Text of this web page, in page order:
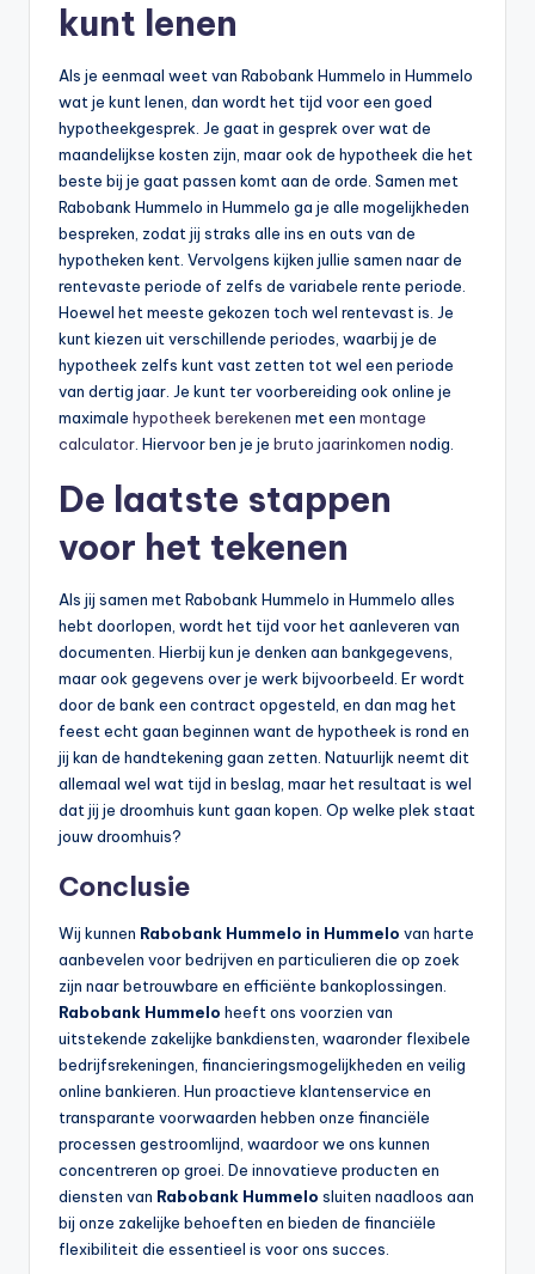
kunt lenen
Als je eenmaal weet van Rabobank Hummelo in Hummelo
wat je kunt lenen, dan wordt het tijd voor een goed
hypotheekgesprek. Je gaat in gesprek over wat de
maandelijkse kosten zijn, maar ook de hypotheek die het
beste bij je gaat passen komt aan de orde. Samen met
Rabobank Hummelo in Hummelo ga je alle mogelijkheden
bespreken, zodat jij straks alle ins en outs van de
hypotheken kent. Vervolgens kijken jullie samen naar de
rentevaste periode of zelfs de variabele rente periode.
Hoewel het meeste gekozen toch wel rentevast is. Je
kunt kiezen uit verschillende periodes, waarbij je de
hypotheek zelfs kunt vast zetten tot wel een periode
van dertig jaar. Je kunt ter voorbereiding ook online je
maximale hypotheek berekenen met een montage
calculator . Hiervoor ben je je bruto jaarinkomen nodig.
De laatste stappen
voor het tekenen
Als jij samen met Rabobank Hummelo in Hummelo alles
hebt doorlopen, wordt het tijd voor het aanleveren van
documenten. Hierbij kun je denken aan bankgegevens,
maar ook gegevens over je werk bijvoorbeeld. Er wordt
door de bank een contract opgesteld, en dan mag het
feest echt gaan beginnen want de hypotheek is rond en
jij kan de handtekening gaan zetten. Natuurlijk neemt dit
allemaal wel wat tijd in beslag, maar het resultaat is wel
dat jij je droomhuis kunt gaan kopen. Op welke plek staat
jouw droomhuis?
Conclusie
Wij kunnen Rabobank Hummelo in Hummelo van harte
aanbevelen voor bedrijven en particulieren die op zoek
zijn naar betrouwbare en efficiënte bankoplossingen.
Rabobank Hummelo heeft ons voorzien van
uitstekende zakelijke bankdiensten, waaronder flexibele
bedrijfsrekeningen, financieringsmogelijkheden en veilig
online bankieren. Hun proactieve klantenservice en
transparante voorwaarden hebben onze financiële
processen gestroomlijnd, waardoor we ons kunnen
concentreren op groei. De innovatieve producten en
diensten van Rabobank Hummelo sluiten naadloos aan
bij onze zakelijke behoeften en bieden de financiële
flexibiliteit die essentieel is voor ons succes.